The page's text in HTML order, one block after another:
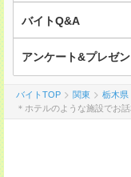
バイトQ&A
アンケート&プレゼン
バイトTOP 関東 栃木県
＊ホテルのような施設でお